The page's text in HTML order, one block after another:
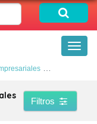
Tequisquiapan
Filtros